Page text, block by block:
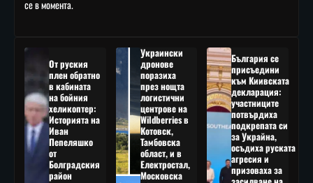
се в момента.
От руския
плен обратно
в кабината
на бойния
хеликоптер:
Историята на
Иван
Пепеляшко
от
Болградския
район
Украински
дронове
поразиха
през нощта
логистични
центрове на
Wildberries в
Котовск,
Тамбовска
област, и в
Електростал,
Московска
България се
присъедини
към Киивската
декларация:
участниците
потвърдиха
подкрепата си
за Украйна,
осъдиха руската
агресия и
призоваха за